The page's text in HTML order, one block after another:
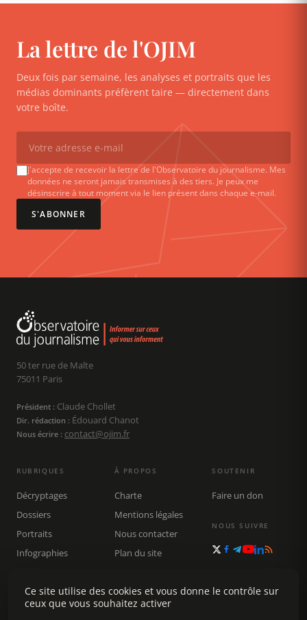
La lettre de l'OJIM
Deux fois par semaine, les analyses et portraits que les
médias dominants préfèrent taire — directement dans
votre boîte.
J'accepte de recevoir la lettre de l'Observatoire du journalisme. Mes
données ne seront jamais transmises à des tiers. Je peux me
désinscrire à tout moment via le lien présent dans chaque e-mail.
S'ABONNER
50 ter rue de Malte
75011 Paris
Président : Claude Chollet
Dir. rédaction : Édouard Chanot
Nous écrire : contact@ojim.fr
RUBRIQUES
Décryptages
Dossiers
Portraits
Infographies
Rechercher
À PROPOS
Charte
Mentions légales
Nous contacter
Plan du site
SOUTENIR
Faire un don
NOUS SUIVRE
Ce site utilise des cookies et vous donne le contrôle sur
ceux que vous souhaitez activer